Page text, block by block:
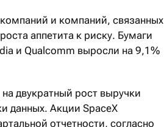
и компаний, связанных
аппетита к риску. Бумаги
и Qualcomm выросли на 9,1%
двукратный рост выручки
данных. Акции SpaceX
отчетности, согласно